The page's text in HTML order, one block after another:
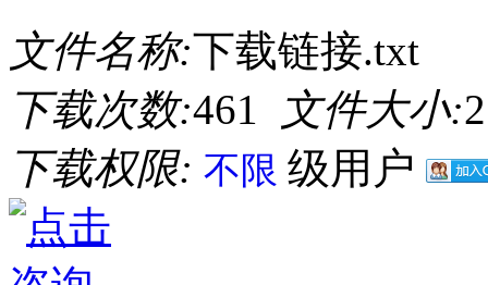
文件名称:下载链接.txt
下载次数:461 文件大小:
下载权限: 不限 级用户